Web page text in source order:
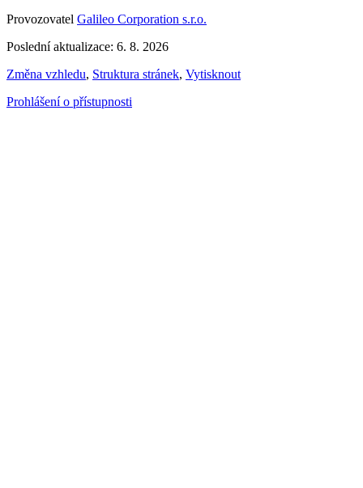
Provozovatel Galileo Corporation s.r.o.
Poslední aktualizace: 6. 8. 2026
Změna vzhledu, Struktura stránek, Vytisknout
Prohlášení o přístupnosti